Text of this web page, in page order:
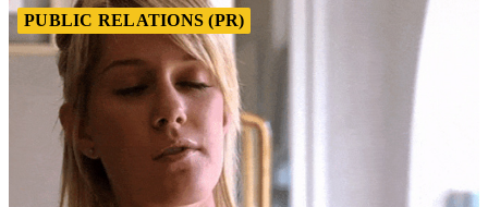
PUBLIC RELATIONS (PR)